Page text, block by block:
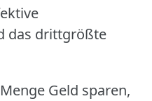
das drittgrößte
Geld sparen,